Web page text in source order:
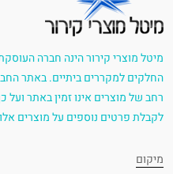
מיטל מוצרי קירור הינה חברה
החלקים למקררים ביתיים. באתר
רחב של מוצרים אינו זמין באתר ועל
לקבלת פרטים נוספים על מוצרים
מיקום